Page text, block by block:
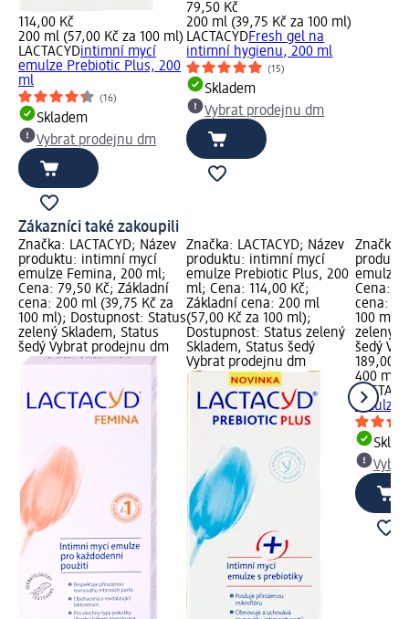
114,00 Kč
200 ml (57,00 Kč za 100 ml)
LACTACYDintimní mycí
emulze Prebiotic Plus, 200
ml
(16)
Skladem
Vybrat prodejnu dm
79,50 Kč
200 ml (39,75 Kč za 100 ml)
LACTACYDFresh gel na
intimní hygienu, 200 ml
(15)
Skladem
Vybrat prodejnu dm
Zákazníci také zakoupili
Značka: LACTACYD; Název
produktu: intimní mycí
emulze Femina, 200 ml;
Cena: 79,50 Kč; Základní
cena: 200 ml (39,75 Kč za
100 ml); Dostupnost: Status
zelený Skladem, Status
šedý Vybrat prodejnu dm
Značka: LACTACYD; Název
produktu: intimní mycí
emulze Prebiotic Plus, 200
ml; Cena: 114,00 Kč;
Základní cena: 200 ml
(57,00 Kč za 100 ml);
Dostupnost: Status zelený
Skladem, Status šedý
Vybrat prodejnu dm
Značka:
emulze
Cena:
cena:
100 ml);
zelený
šedý
189,00
400 ml
emulze